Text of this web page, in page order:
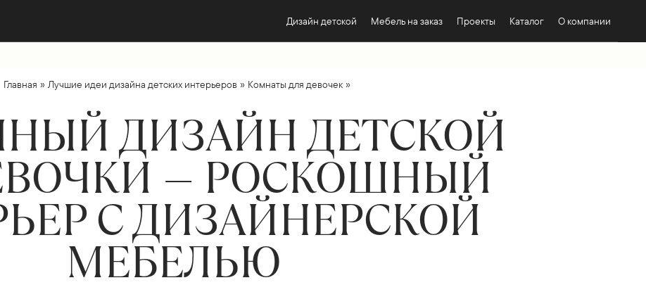
Дизайн детской Мебель на заказ Проекты Каталог О компании
Главная »Лучшие идеи дизайна детских интерьеров » Комнаты для девочек»
ДИЗАЙН ДЕТСКОЙ
— РОСКОШНЫЙ
С ДИЗАЙНЕРСКОЙ
МЕБЕЛЬЮ